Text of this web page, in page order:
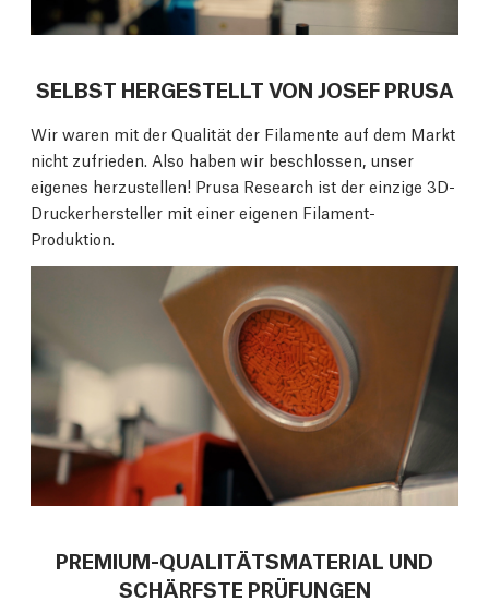
SELBST HERGESTELLT VON JOSEF PRUSA
Wir waren mit der Qualität der Filamente auf dem Markt
nicht zufrieden. Also haben wir beschlossen, unser
eigenes herzustellen! Prusa Research ist der einzige 3D-
Druckerhersteller mit einer eigenen Filament-
Produktion.
PREMIUM-QUALITÄTSMATERIAL UND
SCHÄRFSTE PRÜFUNGEN